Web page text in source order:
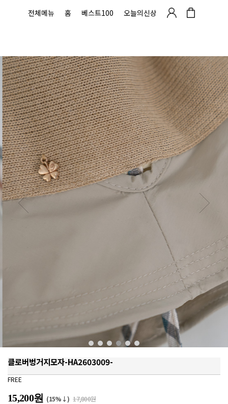
전체메뉴 홈 베스트100 오늘의신상
클로버벙거지모자-HA2603009-
FREE
15,200원 (15%↓) 17,800원